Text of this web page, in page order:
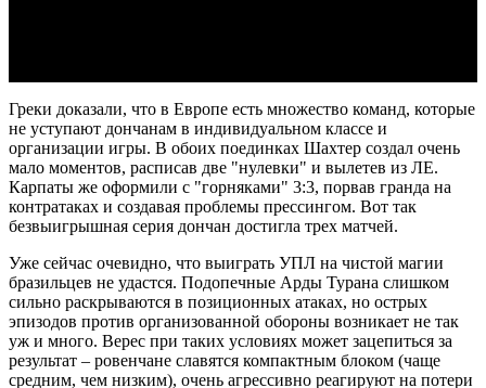
Греки доказали, что в Европе есть множество команд, которые
не уступают дончанам в индивидуальном классе и
организации игры. В обоих поединках Шахтер создал очень
мало моментов, расписав две "нулевки" и вылетев из ЛЕ.
Карпаты же оформили с "горняками" 3:3, порвав гранда на
контратаках и создавая проблемы прессингом. Вот так
безвыигрышная серия дончан достигла трех матчей.
Уже сейчас очевидно, что выиграть УПЛ на чистой магии
бразильцев не удастся. Подопечные Арды Турана слишком
сильно раскрываются в позиционных атаках, но острых
эпизодов против организованной обороны возникает не так
уж и много. Верес при таких условиях может зацепиться за
результат – ровенчане славятся компактным блоком (чаще
средним, чем низким), очень агрессивно реагируют на потери